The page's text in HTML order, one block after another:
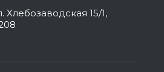
Хлебозаводская 15/1,